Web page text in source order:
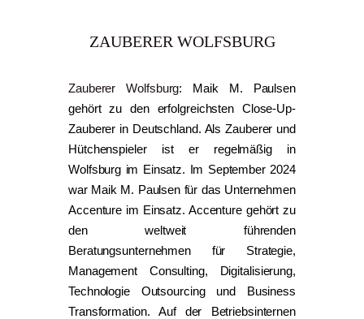
ZAUBERER WOLFSBURG
Zauberer Wolfsburg: Maik M. Paulsen
gehört zu den erfolgreichsten Close-Up-
Zauberer in Deutschland. Als Zauberer und
Hütchenspieler ist er regelmäßig in
Wolfsburg im Einsatz. Im September 2024
war Maik M. Paulsen für das Unternehmen
Accenture im Einsatz. Accenture gehört zu
den weltweit führenden
Beratungsunternehmen für Strategie,
Management Consulting, Digitalisierung,
Technologie Outsourcing und Business
Transformation. Auf der Betriebsinternen